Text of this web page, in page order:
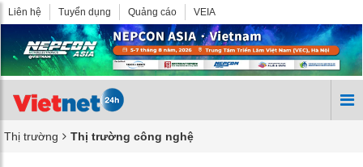
Liên hệ Tuyển dụng Quảng cáo VEIA
Thị trường Thị trường công nghệ